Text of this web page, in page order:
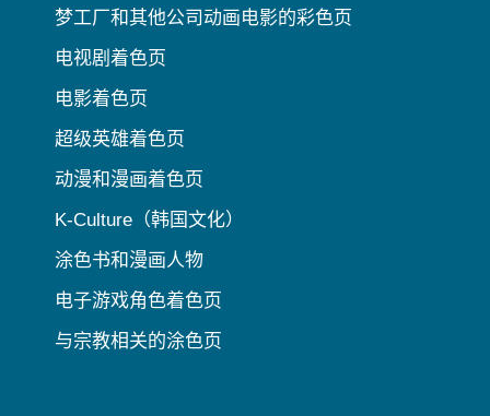
梦工厂和其他公司动画电影的彩色页
电视剧着色页
电影着色页
超级英雄着色页
动漫和漫画着色页
K-Culture（韩国文化）
涂色书和漫画人物
电子游戏角色着色页
与宗教相关的涂色页